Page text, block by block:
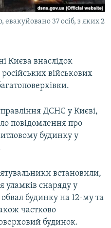
37 осіб, з яких 2
Києва внаслідок
військових
ДСНС у Києві,
повідомлення про
будинку у
встановили,
уламків снаряду у
будинку на 12-му та
частково
будинок.